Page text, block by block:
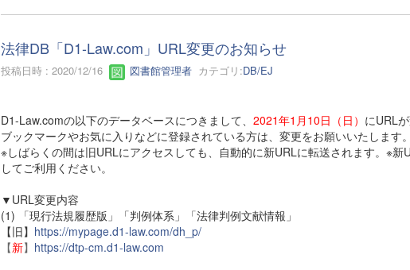
法律DB「D1-Law.com」URL変更のお知らせ
投稿日時 : 2020/12/16 図書館管理者カテゴリ:DB/EJ
D1-Law.comの以下のデータベースにつきまして、 2021年1月10日（日） にURL
ブックマークやお気に入りなどに登録されている方は、変更をお願いいたします。
※しばらくの間は旧URLにアクセスしても、自動的に新URLに転送されます。※
してご利用ください。
▼URL変更内容
(1) 「現行法規履歴版」「判例体系」「法律判例文献情報」
【旧】 https://mypage.d1-law.com/dh_p/
【新】 https://dtp-cm.d1-law.com